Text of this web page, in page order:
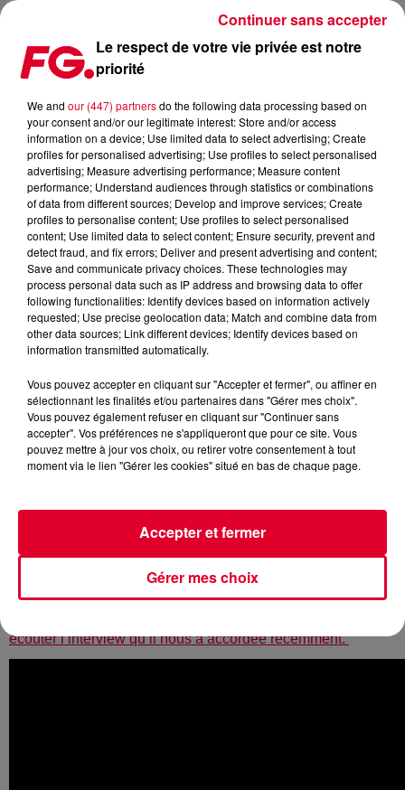
LE CLIP DE CRAZY DE LOST FREQUENCIES EN VERSION
Publié : 15 mars 2018 à 9h50 par La rédaction
cartonne avec son tubeCrazyen collaboration avec
David Benjaminpour le vocal. C’est
d’ailleurs ce dernier que l’on retrouve au cœur de la
nouvelle vidéo qui vient illustrer la version acoustique de
Crazy.
écouter l’interview qu’il nous a accordée récemment.
Le respect de votre vie privée est notre
priorité
We and our (447) partnersdo the following data processing based on
your consent and/or our legitimate interest: Store and/or access
information on a device; Use limited data to select advertising; Create
profiles for personalised advertising; Use profiles to select personalised
advertising; Measure advertising performance; Measure content
performance; Understand audiences through statistics or combinations
of data from different sources; Develop and improve services; Create
profiles to personalise content; Use profiles to select personalised
content; Use limited data to select content; Ensure security, prevent and
detect fraud, and fix errors; Deliver and present advertising and content;
Save and communicate privacy choices. These technologies may
process personal data such as IP address and browsing data to offer
following functionalities: Identify devices based on information actively
requested; Use precise geolocation data; Match and combine data from
other data sources; Link different devices; Identify devices based on
information transmitted automatically.
Vous pouvez accepter en cliquant sur "Accepter et fermer", ou affiner en
sélectionnant les finalités et/ou partenaires dans "Gérer mes choix".
Vous pouvez également refuser en cliquant sur "Continuer sans
accepter". Vos préférences ne s'appliqueront que pour ce site. Vous
pouvez mettre à jour vos choix, ou retirer votre consentement à tout
moment via le lien "Gérer les cookies" situé en bas de chaque page.
Gérer mes choix
Accepter et fermer
Continuer sans accepter